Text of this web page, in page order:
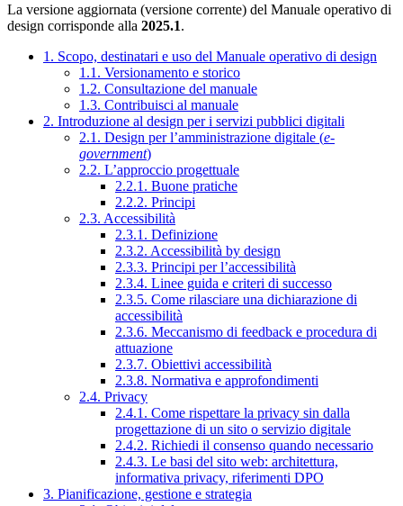
La versione aggiornata (versione corrente) del Manuale operativo di
design corrisponde alla 2025.1.
1. Scopo, destinatari e uso del Manuale operativo di design
1.1. Versionamento e storico
1.2. Consultazione del manuale
1.3. Contribuisci al manuale
2. Introduzione al design per i servizi pubblici digitali
2.1. Design per l’amministrazione digitale (e-
government)
2.2. L’approccio progettuale
2.2.1. Buone pratiche
2.2.2. Principi
2.3. Accessibilità
2.3.1. Definizione
2.3.2. Accessibilità by design
2.3.3. Principi per l’accessibilità
2.3.4. Linee guida e criteri di successo
2.3.5. Come rilasciare una dichiarazione di
accessibilità
2.3.6. Meccanismo di feedback e procedura di
attuazione
2.3.7. Obiettivi accessibilità
2.3.8. Normativa e approfondimenti
2.4. Privacy
2.4.1. Come rispettare la privacy sin dalla
progettazione di un sito o servizio digitale
2.4.2. Richiedi il consenso quando necessario
2.4.3. Le basi del sito web: architettura,
informativa privacy, riferimenti DPO
3. Pianificazione, gestione e strategia